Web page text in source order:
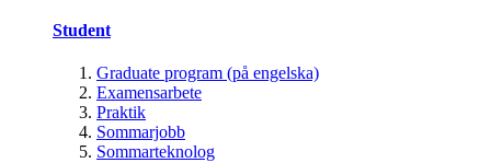
Student
Graduate program (på engelska)
Examensarbete
Praktik
Sommarjobb
Sommarteknolog